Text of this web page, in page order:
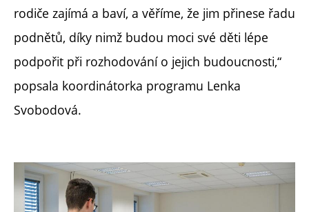
rodiče zajímá a baví, a věříme, že jim přinese řadu
podnětů, díky nimž budou moci své děti lépe
podpořit při rozhodování o jejich budoucnosti,“
popsala koordinátorka programu Lenka
Svobodová.